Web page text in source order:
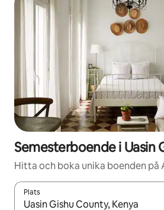
Semesterboende i Uasin
Hitta och boka unika boenden på
Plats
När resultaten är tillgängliga kan